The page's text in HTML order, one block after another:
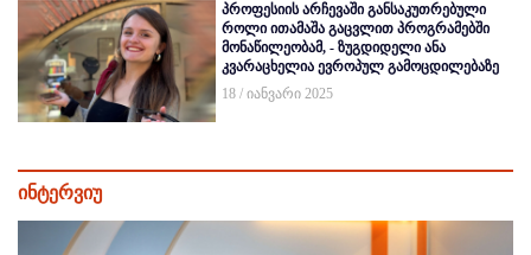
პროფესიის არჩევაში განსაკუთრებული
როლი ითამაშა გაცვლით პროგრამებში
მონაწილეობამ, - ზუგდიდელი ანა
კვარაცხელია ევროპულ გამოცდილებაზე
18 / იანვარი 2025
ინტერვიუ